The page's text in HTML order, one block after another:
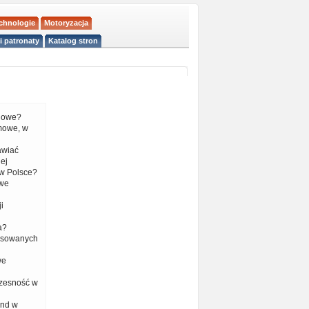
Motoryzacja
patronaty Katalog stron
w
Polsce?
w
w